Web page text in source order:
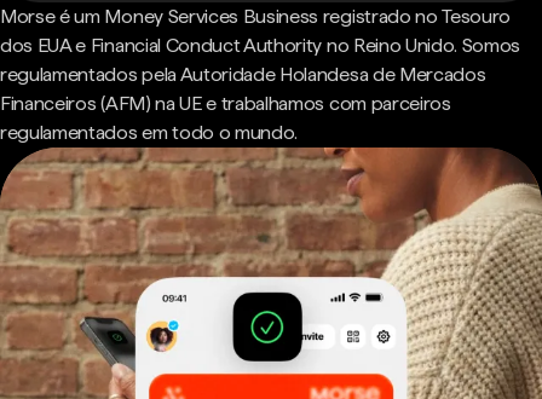
Morse é um Money Services Business registrado no Tesouro
dos EUA e Financial Conduct Authority no Reino Unido. Somos
regulamentados pela Autoridade Holandesa de Mercados
Financeiros (AFM) na UE e trabalhamos com parceiros
regulamentados em todo o mundo.